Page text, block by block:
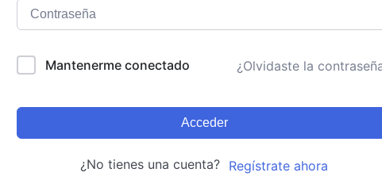
Mantenerme conectado ¿Olvidaste la
Acceder
¿No tienes una cuenta? Regístrate ahora